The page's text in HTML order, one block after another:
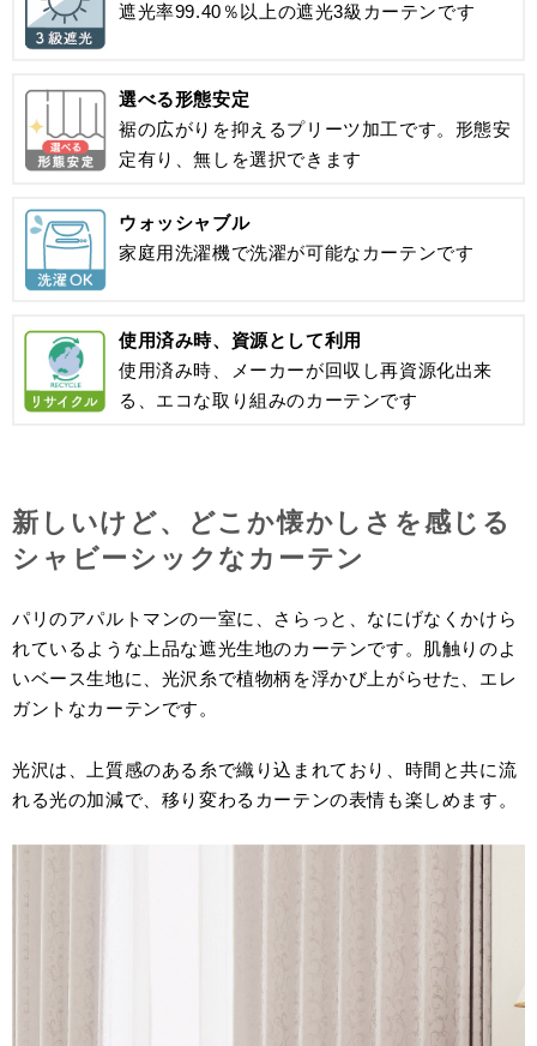
遮光率99.40％以上の遮光3級カーテンです
選べる形態安定
裾の広がりを抑えるプリーツ加工です。形態安
定有り、無しを選択できます
ウォッシャブル
家庭用洗濯機で洗濯が可能なカーテンです
使用済み時、資源として利用
使用済み時、メーカーが回収し再資源化出来
る、エコな取り組みのカーテンです
新しいけど、どこか懐かしさを感じる
シャビーシックなカーテン
パリのアパルトマンの一室に、さらっと、なにげなくかけら
れているような上品な遮光生地のカーテンです。肌触りのよ
いベース生地に、光沢糸で植物柄を浮かび上がらせた、エレ
ガントなカーテンです。
光沢は、上質感のある糸で織り込まれており、時間と共に流
れる光の加減で、移り変わるカーテンの表情も楽しめます。